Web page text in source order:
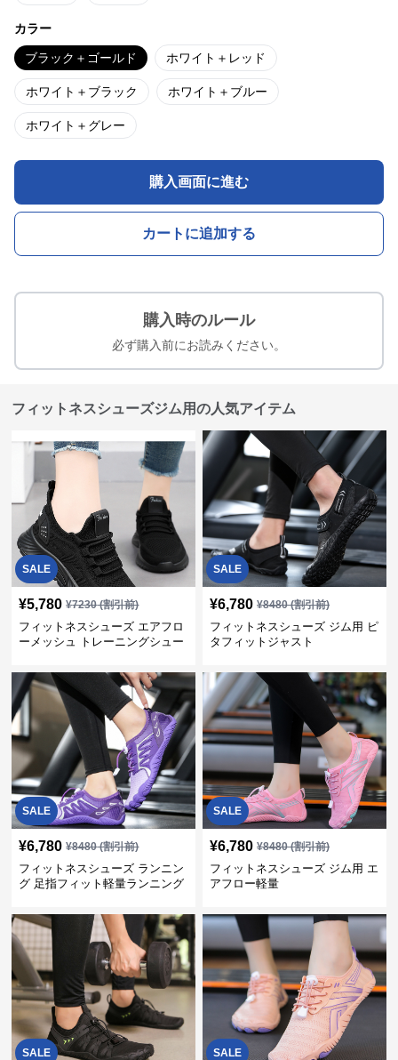
カラー
ブラック＋ゴールド ホワイト＋レッド
ホワイト＋ブラック ホワイト＋ブルー
ホワイト＋グレー
購入画面に進む
カートに追加する
購入時のルール
必ず購入前にお読みください。
フィットネスシューズジム用の人気アイテム
SALE
¥5,780 ¥7230(割引前)
フィットネスシューズ エアフロ
ーメッシュ トレーニングシュー
SALE
¥6,780 ¥8480(割引前)
フィットネスシューズ ジム用 ピ
タフィットジャスト
SALE
¥6,780 ¥8480(割引前)
フィットネスシューズ ランニン
グ 足指フィット軽量ランニング
SALE
¥6,780 ¥8480(割引前)
フィットネスシューズ ジム用 エ
アフロー軽量
SALE SALE